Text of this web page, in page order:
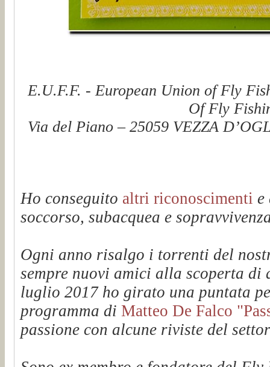
E.U.F.F. - European Union of Fly
Of Fly
Via del Piano – 25059 VEZZA
Ho conseguito altri riconoscimenti e
soccorso, subacquea e
Ogni anno risalgo i torrenti del
sempre nuovi amici alla scoperta di
luglio 2017 ho girato una puntata
programma di Matteo De Falco
passione con alcune riviste del